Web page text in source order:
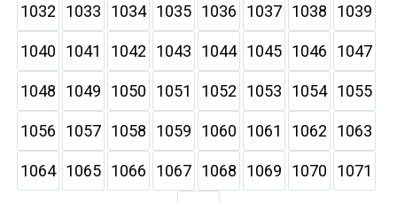
1032 1033 1034 1035 1036 1037 1038 1039
1040 1041 1042 1043 1044 1045 1046 1047
1048 1049 1050 1051 1052 1053 1054 1055
1056 1057 1058 1059 1060 1061 1062 1063
1064 1065 1066 1067 1068 1069 1070 1071